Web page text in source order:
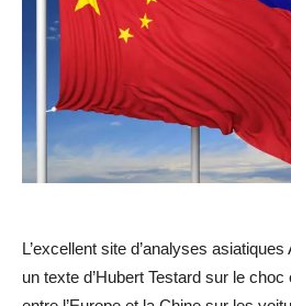
L’excellent site d’analyses
un texte d’Hubert Testard sur le